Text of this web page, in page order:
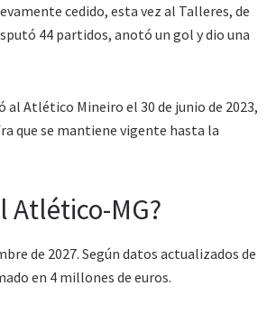
cedido, esta vez al Talleres, de
44 partidos, anotó un gol y dio una
Atlético Mineiro el 30 de junio de 2023,
que se mantiene vigente hasta la
Atlético-MG?
de 2027. Según datos actualizados de
en 4 millones de euros.